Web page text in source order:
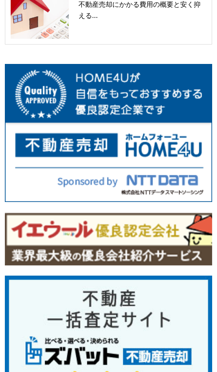
不動産売却にかかる費用の概要と安く抑
える...